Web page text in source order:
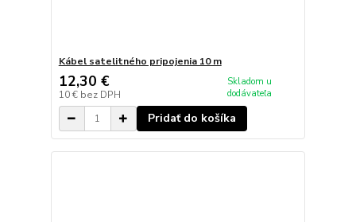
Kábel satelitného pripojenia 10 m
12,30 €
10 € bez DPH
Skladom u
dodávateľa
Pridať do košíka